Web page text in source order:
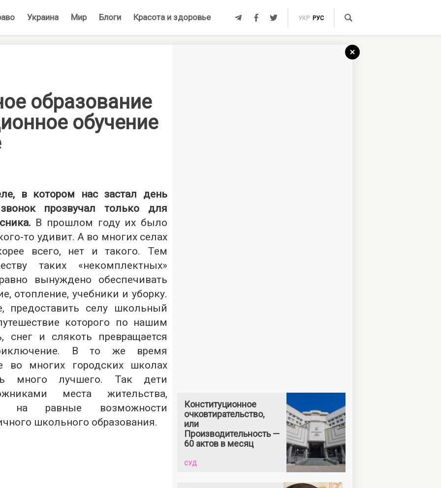
Украина Мир Блоги Красота и здоровье УКР РУС
образование
обучение
в котором нас застал день
прозвучал только для
В прошлом году их было
то удивит. А во многих селах
всего, нет и такого. Тем
таких «некомплектных»
вынуждено обеспечивать
отопление, учебники и уборку.
предоставить селу школьный
которого по нашим
и слякоть превращается
В то же время
во многих городских школах
много лучшего. Так дети
места жительства,
на равные возможности
школьного образования.
Конституционное
очковтирательство,
или
Производительность —
60 актов в месяц
СУД